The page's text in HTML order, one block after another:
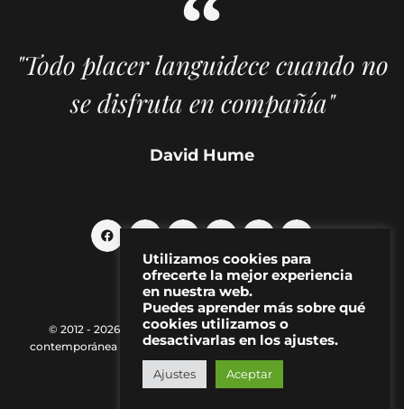
"Todo placer languidece cuando no
se disfruta en compañía"
David Hume
© 2012 - 2026 MAKMA | Revista de artes visuales y cultura
contemporánea |
Política de Privacidad| Aviso Legal|Contacto
Utilizamos cookies para
ofrecerte la mejor experiencia
en nuestra web.
Puedes aprender más sobre qué
cookies utilizamos o
desactivarlas en los ajustes.
Ajustes Aceptar